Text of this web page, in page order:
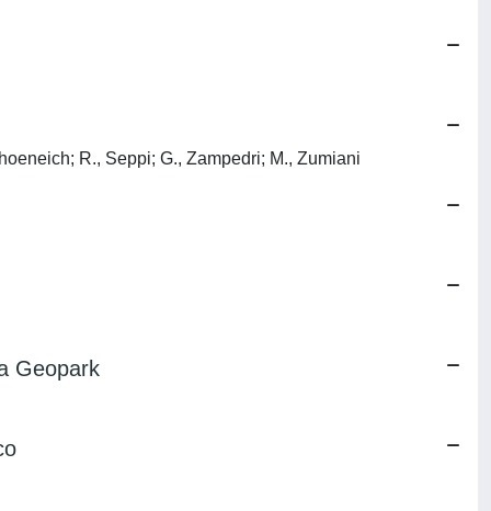
R., Seppi; G., Zampedri; M., Zumiani
Geopark